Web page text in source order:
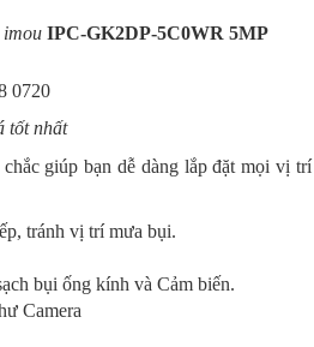
IPC-GK2DP-5C0WR 5MP
0720
tốt nhất
giúp bạn dễ dàng lắp đặt mọi vị
tránh vị trí mưa bụi.
bụi ống kính và Cảm biến.
Camera